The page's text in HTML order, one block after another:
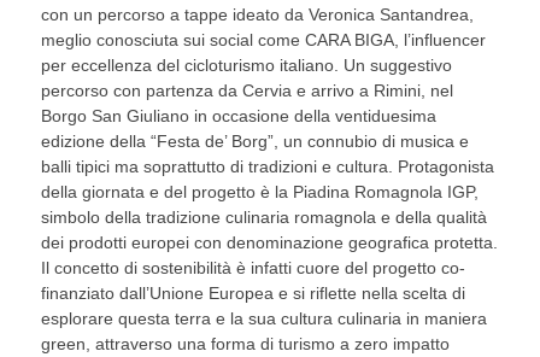
con un percorso a tappe ideato da Veronica Santandrea,
meglio conosciuta sui social come CARA BIGA, l’influencer
per eccellenza del cicloturismo italiano. Un suggestivo
percorso con partenza da Cervia e arrivo a Rimini, nel
Borgo San Giuliano in occasione della ventiduesima
edizione della “Festa de’ Borg”, un connubio di musica e
balli tipici ma soprattutto di tradizioni e cultura. Protagonista
della giornata e del progetto è la Piadina Romagnola IGP,
simbolo della tradizione culinaria romagnola e della qualità
dei prodotti europei con denominazione geografica protetta.
Il concetto di sostenibilità è infatti cuore del progetto co-
finanziato dall’Unione Europea e si riflette nella scelta di
esplorare questa terra e la sua cultura culinaria in maniera
green, attraverso una forma di turismo a zero impatto